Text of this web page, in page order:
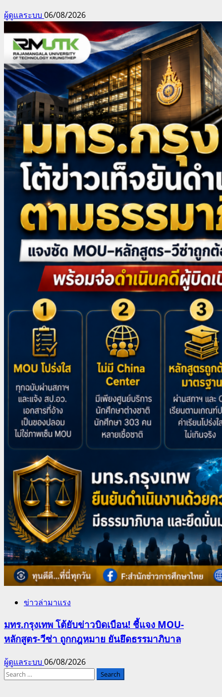
ผู้ดูแลระบบ 06/08/2026
ข่าวล่ามาแรง
มทร.กรุงเทพ โต้ยับข่าวบิดเบือน! ชี้แจง MOU-
หลักสูตร-วีซ่า ถูกกฎหมาย ยันยึดธรรมาภิบาล
ผู้ดูแลระบบ 06/08/2026
Search